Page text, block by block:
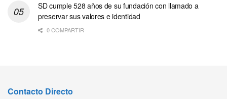
SD cumple 528 años de su fundación con llamado a
preservar sus valores e identidad
0 COMPARTIR
Contacto Directo